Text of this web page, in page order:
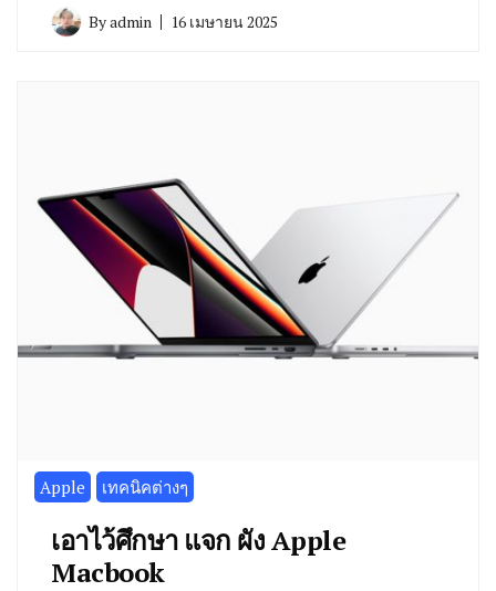
Byadmin 16 เมษายน 2025
Apple เทคนิคต่างๆ
เอาไว้ศึกษา แจก ผัง Apple
Macbook